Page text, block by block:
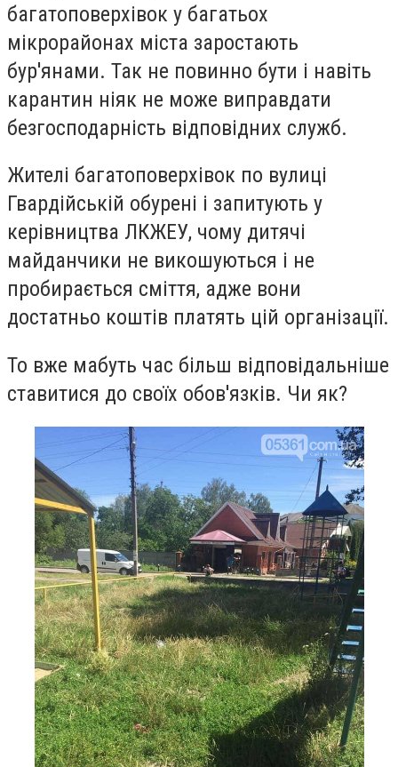
багатоповерхівок у багатьох
мікрорайонах міста заростають
бур'янами. Так не повинно бути і навіть
карантин ніяк не може виправдати
безгосподарність відповідних служб.
Жителі багатоповерхівок по вулиці
Гвардійській обурені і запитують у
керівництва ЛКЖЕУ, чому дитячі
майданчики не викошуються і не
пробирається сміття, адже вони
достатньо коштів платять цій організації.
То вже мабуть час більш відповідальніше
ставитися до своїх обов'язків. Чи як?